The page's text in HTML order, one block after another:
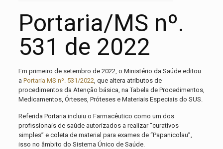
Portaria/MS nº.
531 de 2022
Em primeiro de setembro de 2022, o Ministério da Saúde editou
a Portaria MS nº. 531/2022, que altera atributos de
procedimentos da Atenção básica, na Tabela de Procedimentos,
Medicamentos, Órteses, Próteses e Materiais Especiais do SUS.
Referida Portaria incluiu o Farmacêutico como um dos
profissionais de saúde autorizados a realizar “curativos
simples” e coleta de material para exames de “Papanicolau”,
isso no âmbito do Sistema Único de Saúde.